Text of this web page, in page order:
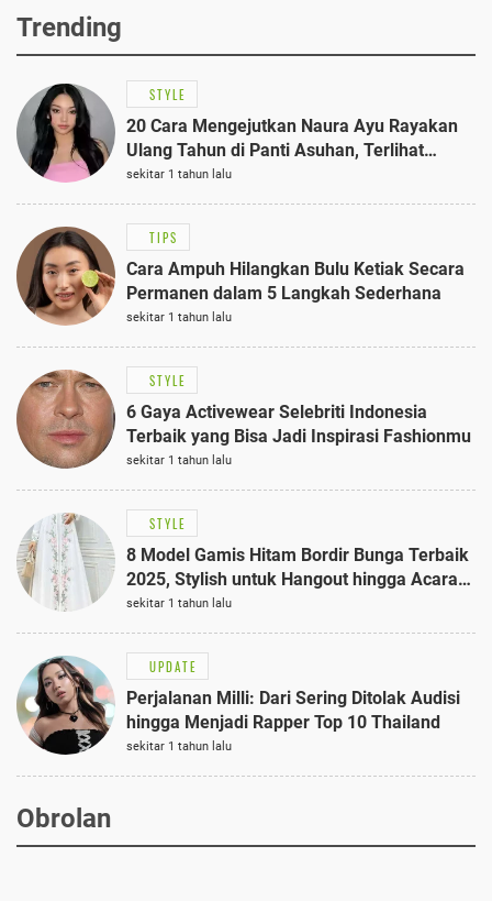
Trending
STYLE
20 Cara Mengejutkan Naura Ayu Rayakan
Ulang Tahun di Panti Asuhan, Terlihat
Anggun dengan Kaftan Cokelat
sekitar 1 tahun lalu
TIPS
Cara Ampuh Hilangkan Bulu Ketiak Secara
Permanen dalam 5 Langkah Sederhana
sekitar 1 tahun lalu
STYLE
6 Gaya Activewear Selebriti Indonesia
Terbaik yang Bisa Jadi Inspirasi Fashionmu
sekitar 1 tahun lalu
STYLE
8 Model Gamis Hitam Bordir Bunga Terbaik
2025, Stylish untuk Hangout hingga Acara
Semi-Formal
sekitar 1 tahun lalu
UPDATE
Perjalanan Milli: Dari Sering Ditolak Audisi
hingga Menjadi Rapper Top 10 Thailand
sekitar 1 tahun lalu
Obrolan